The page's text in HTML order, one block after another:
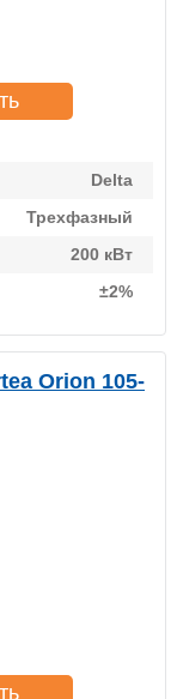
Delta
Трехфазный
200 кВт
±2%
Orion 105-